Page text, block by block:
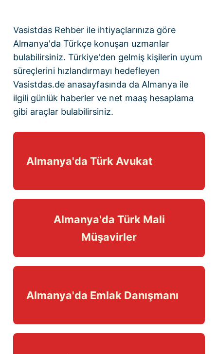
Vasistdas Rehber ile ihtiyaçlarınıza göre
Almanya'da Türkçe konuşan uzmanlar
bulabilirsiniz. Türkiye'den gelmiş kişilerin uyum
süreçlerini hızlandırmayı hedefleyen
Vasistdas.de anasayfasında da Almanya ile
ilgili günlük haberler ve net maaş hesaplama
gibi araçlar bulabilirsiniz.
Almanya'da Türk Avukat
Almanya'da Türk Mali
Müşavirler
Almanya'da Emlak Danışmanı